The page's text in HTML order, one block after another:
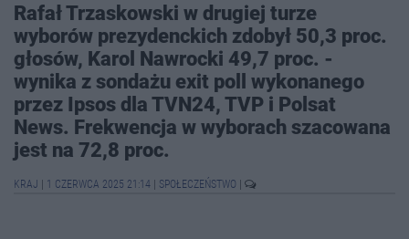
Rafał Trzaskowski w drugiej turze
wyborów prezydenckich zdobył 50,3 proc.
głosów, Karol Nawrocki 49,7 proc. -
wynika z sondażu exit poll wykonanego
przez Ipsos dla TVN24, TVP i Polsat
News. Frekwencja w wyborach szacowana
jest na 72,8 proc.
KRAJ 1 CZERWCA 2025 21:14 SPOŁECZEŃSTWO